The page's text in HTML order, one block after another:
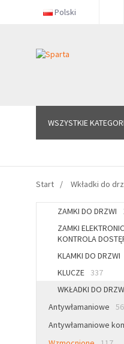
Polski
WSZYSTKIE
WSZYSTKIE KATEGORIE
Start Wkładki do
ZAMKI DO DRZWI
ZAMKI
KONTROLA
KLAMKI DO DRZWI
KLUCZE
337
WKŁADKI DO
Antywłamaniowe
Antywłamaniowe